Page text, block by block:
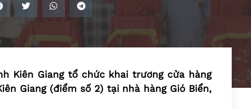
Kiên Giang tổ chức khai trương cửa hàng
Giang (điểm số 2) tại nhà hàng Gió Biển,